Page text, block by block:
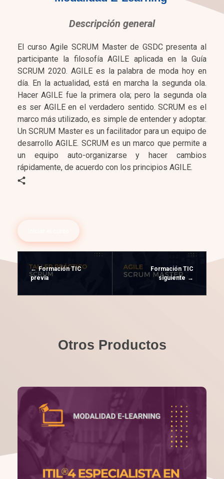
Descripción general
El curso Agile SCRUM Master de GSDC presenta al
participante la filosofía AGILE aplicada en la Guía
SCRUM 2020. AGILE es la palabra de moda hoy en
día. En la actualidad, está en marcha la segunda ola.
Hacer AGILE fue la primera ola; pero la segunda ola
es ser AGILE en el verdadero sentido. SCRUM es el
marco más utilizado, es simple de entender y adoptar.
Un SCRUM Master es un facilitador para un equipo de
desarrollo AGILE. SCRUM es un marco que permite a
un equipo auto-organizarse y hacer cambios
rápidamente, de acuerdo con los principios AGILE.
Formación TIC
previa
Formación TIC
siguiente
Otros Productos